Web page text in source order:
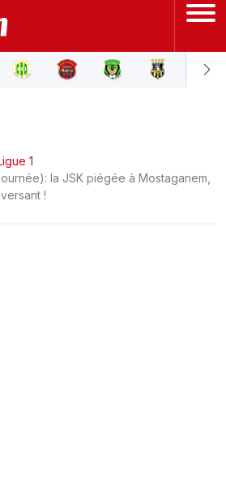
1
la JSK piégée à Mostaganem,
!